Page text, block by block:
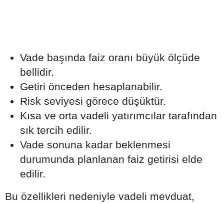
Vade başında faiz oranı büyük ölçüde
bellidir.
Getiri önceden hesaplanabilir.
Risk seviyesi görece düşüktür.
Kısa ve orta vadeli yatırımcılar tarafından
sık tercih edilir.
Vade sonuna kadar beklenmesi
durumunda planlanan faiz getirisi elde
edilir.
Bu özellikleri nedeniyle vadeli mevduat,